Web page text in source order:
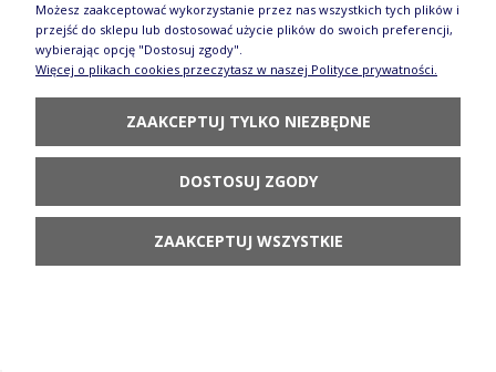
Manufaktura w Bolesławcu
124,90 zł
POWIADOM O
DOSTĘPNOŚCI
Możesz zaakceptować wykorzystanie przez nas wszystkich tych plików i
przejść do sklepu lub dostosować użycie plików do swoich preferencji,
wybierając opcję "Dostosuj zgody".
Więcej o plikach cookies przeczytasz w naszej Polityce prywatności.
ZAAKCEPTUJ TYLKO NIEZBĘDNE
DOSTOSUJ ZGODY
ZAAKCEPTUJ WSZYSTKIE